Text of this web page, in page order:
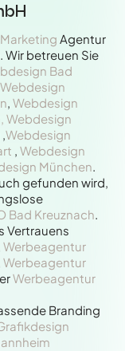
Agentur
betreuen Sie
Bad
Webdesign
, Webdesign
Webdesign
,Webdesign
, Webdesign
München.
gefunden wird,
Bad Kreuznach.
Vertrauens
Werbeagentur
Werbeagentur
Werbeagentur
Branding